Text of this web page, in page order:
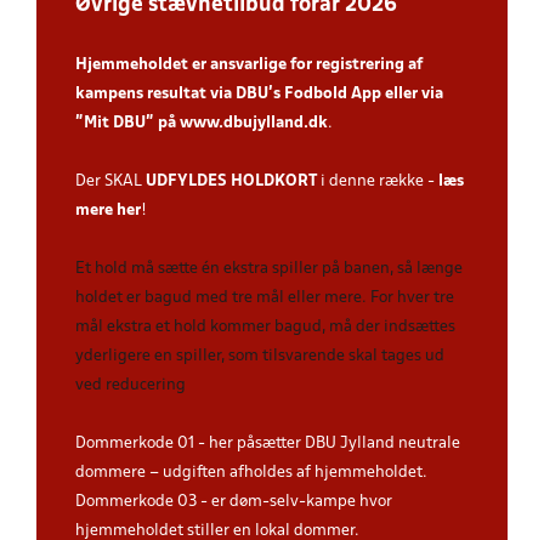
Øvrige stævnetilbud forår 2026
Hjemmeholdet er ansvarlige for registrering af
kampens resultat via DBU’s Fodbold App eller via
”Mit DBU” på www.dbujylland.dk.
Der SKAL UDFYLDES HOLDKORTi denne række - læs
mere her!
Et hold må sætte én ekstra spiller på banen, så længe
holdet er bagud med tre mål eller mere. For hver tre
mål ekstra et hold kommer bagud, må der indsættes
yderligere en spiller, som tilsvarende skal tages ud
ved reducering
Dommerkode 01 - her påsætter DBU Jylland neutrale
dommere – udgiften afholdes af hjemmeholdet.
Dommerkode 03 - er døm-selv-kampe hvor
hjemmeholdet stiller en lokal dommer.